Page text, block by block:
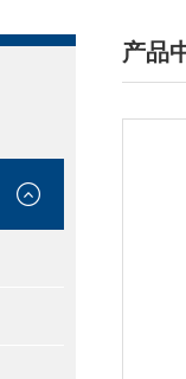
产品
/